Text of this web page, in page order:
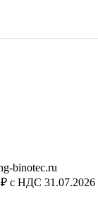
binotec.ru
₽ с НДС 31.07.2026